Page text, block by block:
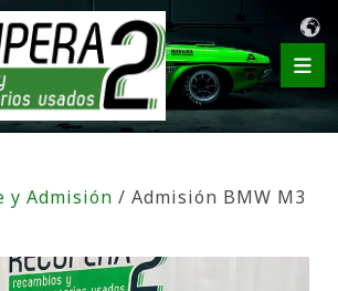
y Admisión / Admisión BMW M3